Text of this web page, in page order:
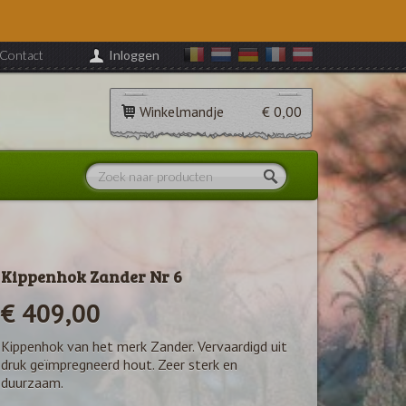
Contact Inloggen
Winkelmandje € 0,00
Kippenhok Zander Nr 6
€ 409,00
Kippenhok van het merk Zander. Vervaardigd uit
druk geïmpregneerd hout. Zeer sterk en
duurzaam.